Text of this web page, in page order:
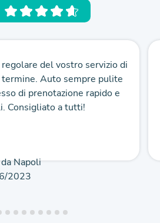
del vostro servizio di
Auto sempre pulite
di prenotazione rapido e
Consigliato a tutti!
Napoli
2023